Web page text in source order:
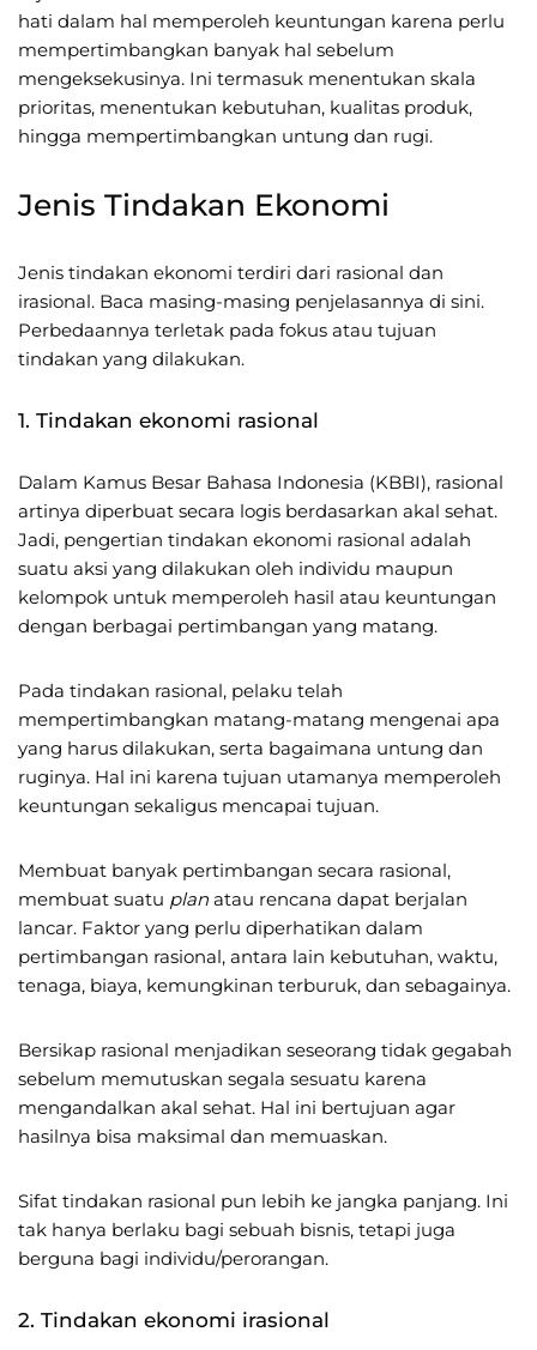
hati dalam hal memperoleh keuntungan karena perlu
mempertimbangkan banyak hal sebelum
mengeksekusinya. Ini termasuk menentukan skala
prioritas, menentukan kebutuhan, kualitas produk,
hingga mempertimbangkan untung dan rugi.
Jenis Tindakan Ekonomi
Jenis tindakan ekonomi terdiri dari rasional dan
irasional. Baca masing-masing penjelasannya di sini.
Perbedaannya terletak pada fokus atau tujuan
tindakan yang dilakukan.
1. Tindakan ekonomi rasional
Dalam Kamus Besar Bahasa Indonesia (KBBI), rasional
artinya diperbuat secara logis berdasarkan akal sehat.
Jadi, pengertian tindakan ekonomi rasional adalah
suatu aksi yang dilakukan oleh individu maupun
kelompok untuk memperoleh hasil atau keuntungan
dengan berbagai pertimbangan yang matang.
Pada tindakan rasional, pelaku telah
mempertimbangkan matang-matang mengenai apa
yang harus dilakukan, serta bagaimana untung dan
ruginya. Hal ini karena tujuan utamanya memperoleh
keuntungan sekaligus mencapai tujuan.
Membuat banyak pertimbangan secara rasional,
membuat suatu plan atau rencana dapat berjalan
lancar. Faktor yang perlu diperhatikan dalam
pertimbangan rasional, antara lain kebutuhan, waktu,
tenaga, biaya, kemungkinan terburuk, dan sebagainya.
Bersikap rasional menjadikan seseorang tidak gegabah
sebelum memutuskan segala sesuatu karena
mengandalkan akal sehat. Hal ini bertujuan agar
hasilnya bisa maksimal dan memuaskan.
Sifat tindakan rasional pun lebih ke jangka panjang. Ini
tak hanya berlaku bagi sebuah bisnis, tetapi juga
berguna bagi individu/perorangan.
2. Tindakan ekonomi irasional